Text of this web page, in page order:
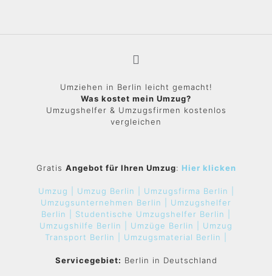
Umziehen in Berlin leicht gemacht!
Was kostet mein Umzug?
Umzugshelfer & Umzugsfirmen kostenlos
vergleichen
Gratis Angebot für Ihren Umzug: Hier klicken
Umzug | Umzug Berlin |
Umzugsfirma Berlin |
Umzugsunternehmen Berlin | Umzugshelfer
Berlin | Studentische Umzugshelfer Berlin |
Umzugshilfe Berlin | Umzüge Berlin | Umzug
Transport Berlin | Umzugsmaterial Berlin |
Servicegebiet: Berlin in Deutschland